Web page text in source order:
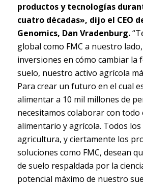
productos y tecnologías
cuatro décadas», dijo el CEO
Genomics, Dan Vradenburg.
global como FMC a nuestro
inversiones en cómo cambiar la
suelo, nuestro activo agrícola
Para crear un futuro en el cual
alimentar a 10 mil millones de
necesitamos colaborar con todo
alimentario y agrícola. Todos
agricultura, y ciertamente los
soluciones como FMC, desean
de suelo respaldada por la
potencial máximo de nuestro